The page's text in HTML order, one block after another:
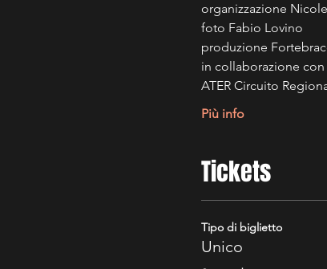
organizzazione
foto Fabio Lovino
produzione
in collaborazione
ATER Circuito
Più info
Tickets
Tipo di biglietto
Unico